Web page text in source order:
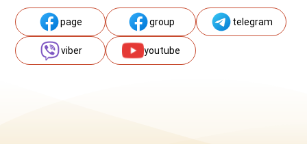
page group telegram
viber youtube